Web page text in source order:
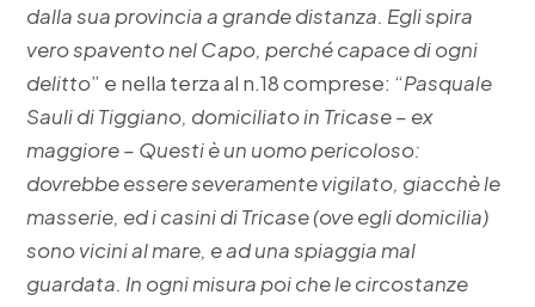
dalla sua provincia a grande distanza. Egli spira
vero spavento nel Capo, perché capace di ogni
delitto” e nella terza al n.18 comprese: “Pasquale
Sauli di Tiggiano, domiciliato in Tricase – ex
maggiore – Questi è un uomo pericoloso:
dovrebbe essere severamente vigilato, giacchè le
masserie, ed i casini di Tricase (ove egli domicilia)
sono vicini al mare, e ad una spiaggia mal
guardata. In ogni misura poi che le circostanze